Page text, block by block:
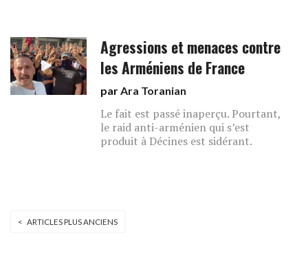
Agressions et menaces contre
les Arméniens de France
parAra Toranian
Le fait est passé inaperçu. Pourtant,
le raid anti-arménien qui s’est
produit à Décines est sidérant.
< ARTICLES PLUS ANCIENS